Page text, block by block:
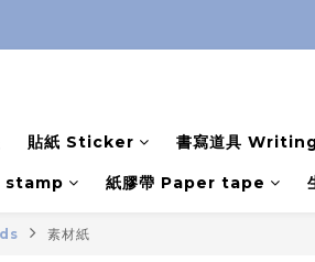
貼紙 Sticker 書寫道具
stamp 紙膠帶 Paper tape
素材紙